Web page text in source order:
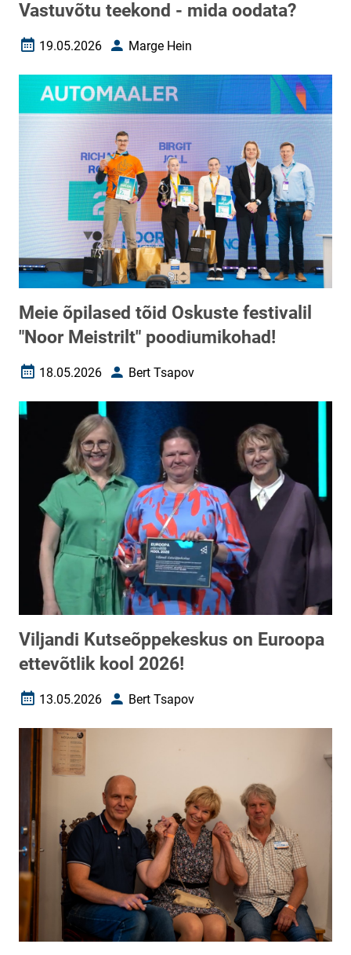
Vastuvõtu teekond - mida oodata?
Loomise kuupäev
19.05.2026 AutorMarge Hein
Meie õpilased tõid Oskuste festivalil
"Noor Meistrilt" poodiumikohad!
Loomise kuupäev
18.05.2026 AutorBert Tsapov
Viljandi Kutseõppekeskus on Euroopa
ettevõtlik kool 2026!
Loomise kuupäev
13.05.2026 AutorBert Tsapov